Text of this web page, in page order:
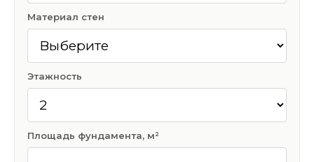
Материал стен
Этажность
Площадь фундамента, м²